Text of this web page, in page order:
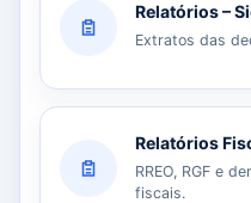
Relatórios –
Extratos das
Relatórios
RREO, RGF e
fiscais.